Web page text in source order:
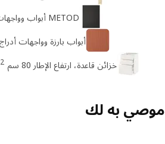
METOD أبواب وواجهات أدراج
أبواب بارزة وواجهات أدراج METOD
خزائن قاعدة، ارتفاع الإطار 80 سم 2112
به لك